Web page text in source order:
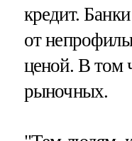
кредит.
от
ценой. В том
рыночных.